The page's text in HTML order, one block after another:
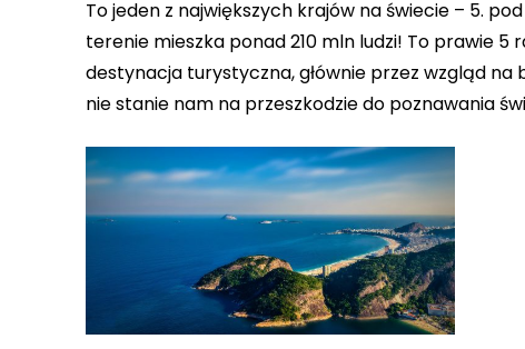
To jeden z największych krajów na świecie – 5.
terenie mieszka ponad 210 mln ludzi! To prawie 5
destynacja turystyczna, głównie przez wzgląd
nie stanie nam na przeszkodzie do poznawania